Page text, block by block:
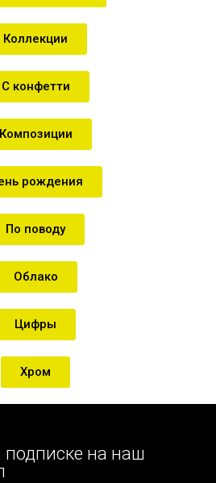
Коллекции
С конфетти
Композиции
рождения
По поводу
Облако
Цифры
Хром
подписке на наш